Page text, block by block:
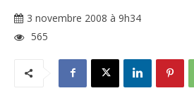
3 novembre 2008 à 9h34
565